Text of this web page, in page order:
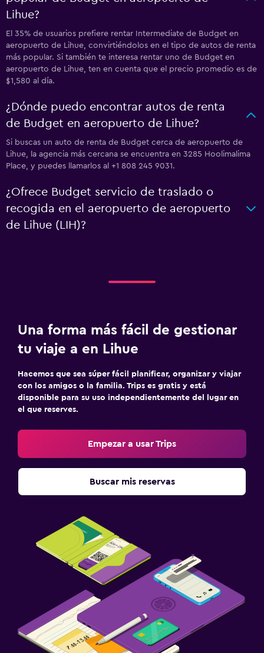
Lihue?
El 35% de usuarios prefiere rentar Intermediate de Budget en
aeropuerto de Lihue, convirtiéndolos en el tipo de autos de renta
más popular. Si también te interesa rentar uno de Budget en
aeropuerto de Lihue, ten en cuenta que el precio promedio es de
$1,580 al día.
¿Dónde puedo encontrar autos de renta
de Budget en aeropuerto de Lihue?
Si buscas un auto de renta de Budget cerca de aeropuerto de
Lihue, la agencia más cercana se encuentra en 3285 Hoolimalima
Place, y puedes llamarlos al +1 808 245 9031.
¿Ofrece Budget servicio de traslado o
recogida en el aeropuerto de aeropuerto
de Lihue (LIH)?
Una forma más fácil de gestionar
tu viaje a en Lihue
Hacemos que sea súper fácil planificar, organizar y viajar
con los amigos o la familia. Trips es gratis y está
disponible para su uso independientemente del lugar en
el que reserves.
Empezar a usar Trips
Buscar mis reservas